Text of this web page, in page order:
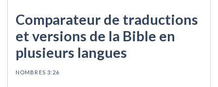
Comparateur de traductions
et versions de la Bible en
plusieurs langues
NOMBRES 3:26